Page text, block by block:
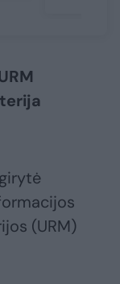
(URM)